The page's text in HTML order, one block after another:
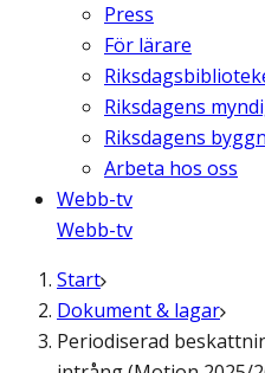
Press
För lärare
Riksdagens
Riksdagens
Arbeta hos oss
Webb-tv
Webb-tv
Start
Dokument & lagar
Periodiserad